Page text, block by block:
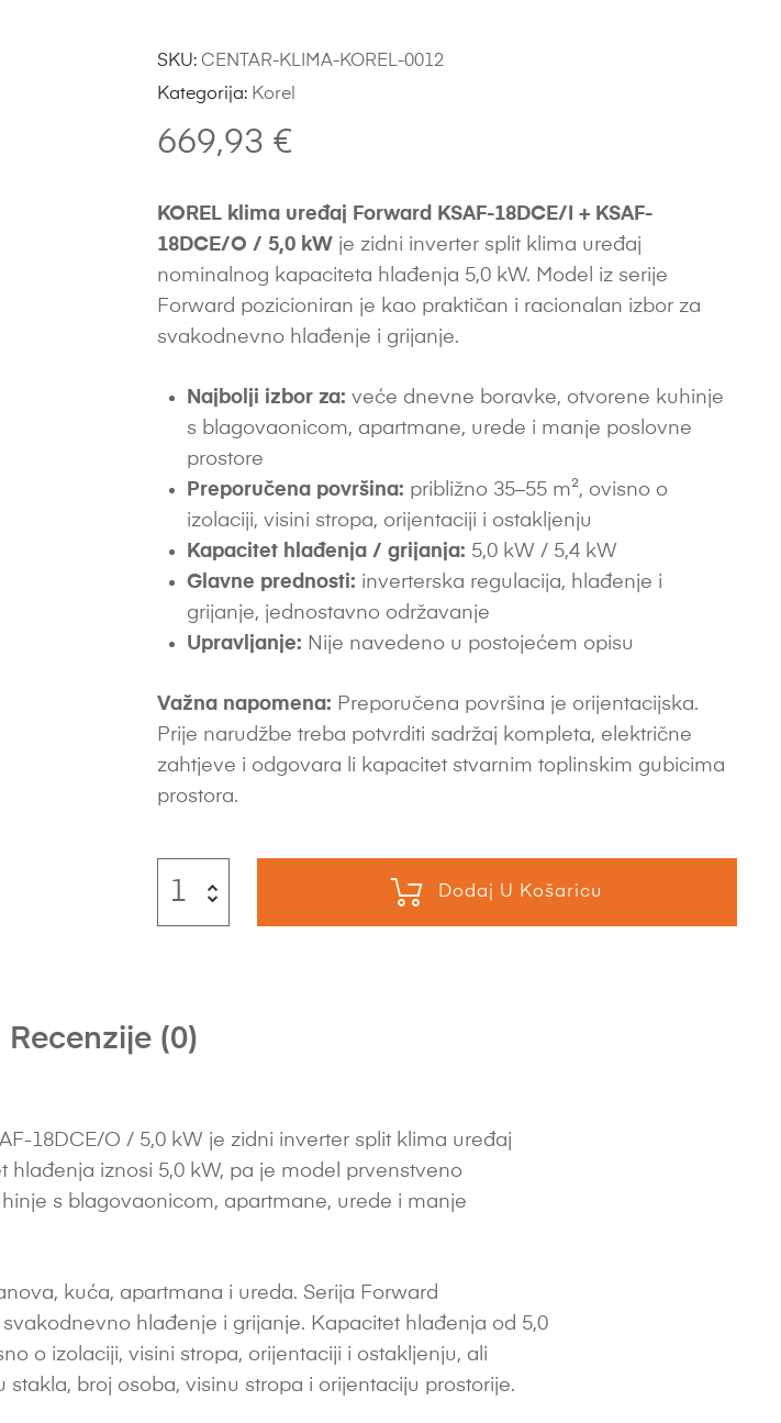
669,93 €
KOREL klima uređaj Forward KSAF-18DCE/I + KSAF-
18DCE/O / 5,0 kW je zidni inverter split klima uređaj
nominalnog kapaciteta hlađenja 5,0 kW. Model iz serije
Forward pozicioniran je kao praktičan i racionalan izbor za
svakodnevno hlađenje i grijanje.
Najbolji izbor za: veće dnevne boravke, otvorene kuhinje
s blagovaonicom, apartmane, urede i manje poslovne
prostore
Preporučena površina: približno 35–55 m², ovisno o
izolaciji, visini stropa, orijentaciji i ostakljenju
Kapacitet hlađenja / grijanja: 5,0 kW / 5,4 kW
Glavne prednosti: inverterska regulacija, hlađenje i
grijanje, jednostavno održavanje
Upravljanje: Nije navedeno u postojećem opisu
Važna napomena: Preporučena površina je orijentacijska.
Prije narudžbe treba potvrditi sadržaj kompleta, električne
zahtjeve i odgovara li kapacitet stvarnim toplinskim gubicima
prostora.
Dodaj U Košaricu
SKU: CENTAR-KLIMA-KOREL-0012
Kategorija: Korel
Recenzije (0)
18DCE/O / 5,0 kW je zidni inverter split klima uređaj
iznosi 5,0 kW, pa je model prvenstveno
s blagovaonicom, apartmane, urede i manje
kuća, apartmana i ureda. Serija Forward
hlađenje i grijanje. Kapacitet hlađenja od 5,0
o izolaciji, visini stropa, orijentaciji i ostakljenju, ali
broj osoba, visinu stropa i orijentaciju prostorije.